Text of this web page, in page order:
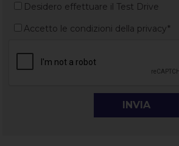
Desidero effettuare il Test Drive
Accetto le condizioni della privacy*